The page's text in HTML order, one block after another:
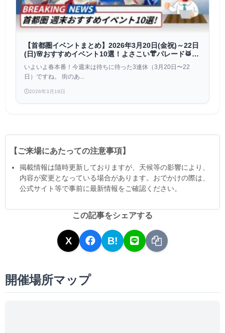
【首都圏イベントまとめ】2026年3月20日(金祝)～22日
(日)🌸おすすめイベント10選！よさこい👘パレード🥁縁
日🍡も！
いよいよ春本番！今週末は待ちに待った3連休（3月20日〜22
日）ですね。 街のあ...
2026年3月19日
【ご来場にあたっての注意事項】
掲載情報は隨時更新しておりますが、天候等の影響により、
内容が変更となっている場合があります。おでかけの際は、
公式サイト等で事前に最新情報をご確認ください。
この記事をシェアする
X B!
開催場所マップ